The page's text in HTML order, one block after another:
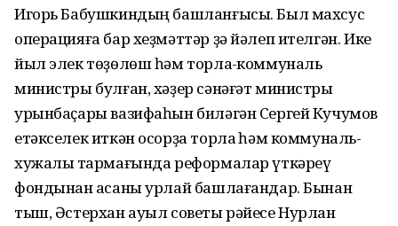
Игорь Бабушкиндың башланғысы. Был махсус
операцияға бар хеҙмәттәр ҙә йәлеп ителгән. Ике
йыл элек төҙөлөш һәм торлаҡ-коммуналь
министры булған, хәҙер сәнәғәт министры
урынбаҫары вазифаһын биләгән Сергей Кучумов
етәкселек иткән осорҙа торлаҡ һәм коммуналь-
хужалыҡ тармағында реформалар үткәреү
фондынан аҡсаны урлай башлағандар. Бынан
тыш, Әстерхан ауыл советы рәйесе Нурлан